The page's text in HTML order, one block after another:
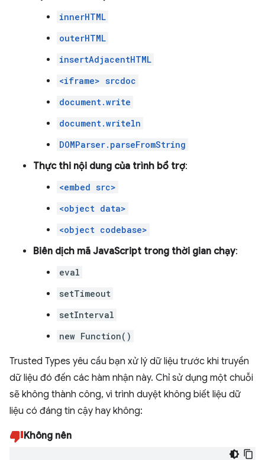
innerHTML
outerHTML
insertAdjacentHTML
<iframe> srcdoc
document.write
document.writeln
DOMParser.parseFromString
Thực thi nội dung của trình bổ trợ:
<embed src>
<object data>
<object codebase>
Biên dịch mã JavaScript trong thời gian chạy:
eval
setTimeout
setInterval
new Function()
Trusted Types yêu cầu bạn xử lý dữ liệu trước khi truyền
dữ liệu đó đến các hàm nhận này. Chỉ sử dụng một chuỗi
sẽ không thành công, vì trình duyệt không biết liệu dữ
liệu có đáng tin cậy hay không:
Không nên